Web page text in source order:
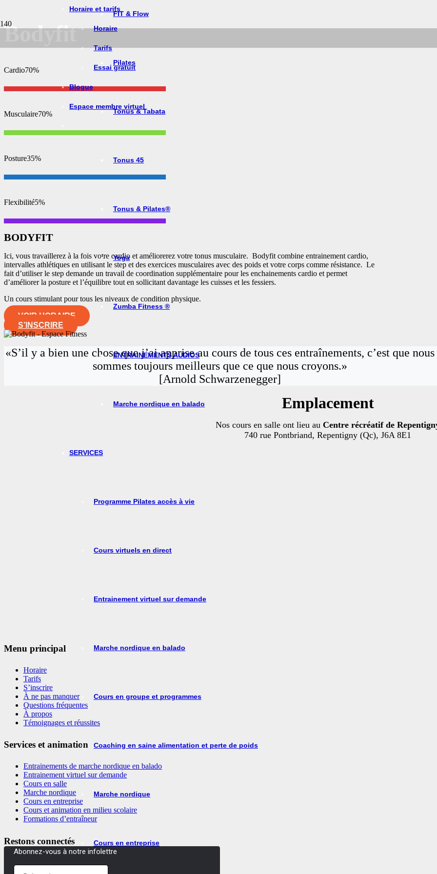
Horaire et tarifs
Horaire
Tarifs
Essai gratuit
Blogue
Espace membre virtuel
FIT & Flow
Pilates
Tonus & Tabata
Tonus 45
Tonus & Pilates®
Yoga
Zumba Fitness ®
ENTRAINEMENTS AUDIOS
Marche nordique en balado
SERVICES
Programme Pilates accès à vie
Cours virtuels en direct
Entrainement virtuel sur demande
Marche nordique en balado
Cours en groupe et programmes
Coaching en saine alimentation et perte de poids
Marche nordique
Cours en entreprise
Bodyfit
Cardio70%
Musculaire70%
Posture35%
Flexibilité5%
BODYFIT
Ici, vous travaillerez à la fois votre cardio et améliorerez votre tonus musculaire. Bodyfit combine entrainement cardio,
intervalles athlétiques en utilisant le step et des exercices musculaires avec des poids et votre corps comme résistance. Le
fait d’utiliser le step demande un travail de coordination supplémentaire pour les enchainements cardio et permet
d’améliorer la posture et l’équilibre tout en sollicitant davantage les cuisses et les fessiers.
Un cours stimulant pour tous les niveaux de condition physique.
VOIR HORAIRE
S’INSCRIRE
«S’il y a bien une chose que j’ai apprise au cours de tous ces entraînements, c’est que nous
sommes toujours meilleurs que ce que nous croyons.»
[Arnold Schwarzenegger]
Emplacement
Nos cours en salle ont lieu au Centre récréatif de
740 rue Pontbriand, Repentigny (Qc), J6A 8E1
Menu principal
Horaire
Tarifs
S’inscrire
À ne pas manquer
Questions fréquentes
À propos
Témoignages et réussites
Services et animation
Entrainements de marche nordique en balado
Entrainement virtuel sur demande
Cours en salle
Marche nordique
Cours en entreprise
Cours et animation en milieu scolaire
Formations d’entraîneur
Restons connectés